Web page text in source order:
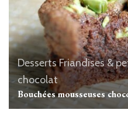
DessertsFriandises &
chocolat
Bouchées mousseuses